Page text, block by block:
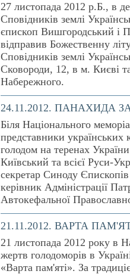
27 листопада 2012 р.Б., в
Сповідників землі
єпископ Вишгородський і
відправив Божественну
Сповідників землі
Сковороди, 12, в м. Києві
Набережного.
24.11.2012. ПАНАХИДА
Біля Національного
представники українських
голодом на теренах
Київський та всієї Руси-
секретар Синоду
керівник Адміністрації
Автокефальної
21.11.2012. ВАРТА
21 листопада 2012 року в
жертв голодоморів в
«Варта пам'яті». За